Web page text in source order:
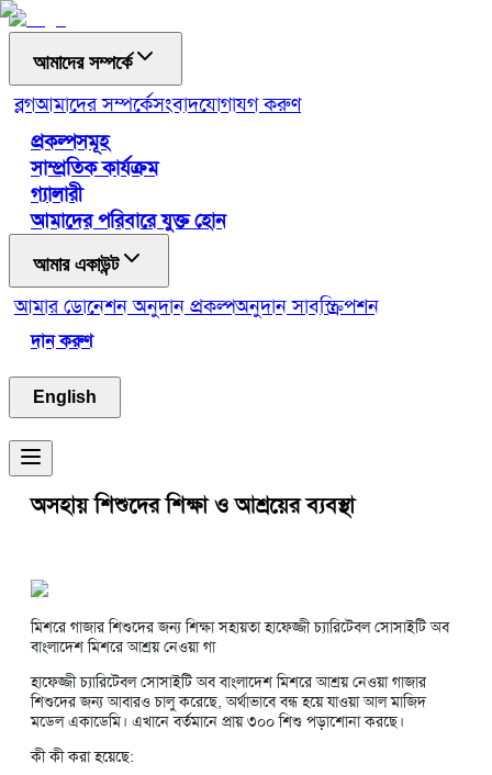
আমাদের সম্পর্কে
ব্লগআমাদের সম্পর্কেসংবাদযোগাযগ করুণ
প্রকল্পসমূহ
সাম্প্রতিক কার্যক্রম
গ্যালারী
আমাদের পরিবারে যুক্ত হোন
আমার একাউন্ট
আমার ডোনেশনঅনুদান প্রকল্পঅনুদান সাবস্ক্রিপশন
দান করুণ
English
অসহায় শিশুদের শিক্ষা ও আশ্রয়ের ব্যবস্থা
মিশরে গাজার শিশুদের জন্য শিক্ষা সহায়তা হাফেজ্জী চ্যারিটেবল সোসাইটি অব
বাংলাদেশ মিশরে আশ্রয় নেওয়া গা
হাফেজ্জী চ্যারিটেবল সোসাইটি অব বাংলাদেশ মিশরে আশ্রয় নেওয়া গাজার
শিশুদের জন্য আবারও চালু করেছে, অর্থাভাবে বন্ধ হয়ে যাওয়া আল মাজিদ
মডেল একাডেমি। এখানে বর্তমানে প্রায় ৩০০ শিশু পড়াশোনা করছে।
কী কী করা হয়েছে: